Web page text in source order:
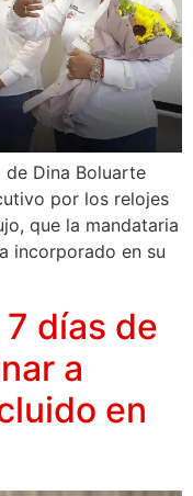
de Dina Boluarte
por los relojes
que la mandataria
incorporado en su
días de
a
en